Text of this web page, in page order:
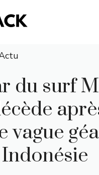
du surf
vague
Indonésie